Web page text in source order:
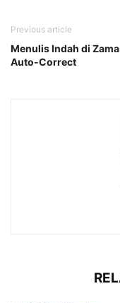
Previous article
Menulis Indah di
Auto-Correct